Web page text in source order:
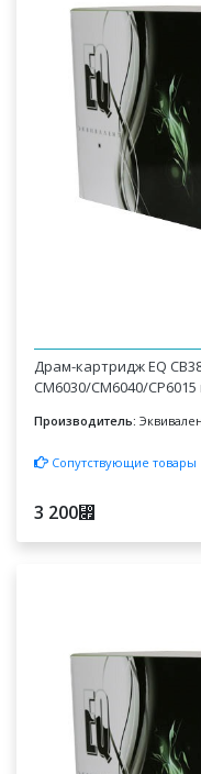
Драм-картридж EQ
CM6030/CM6040/
Производитель:
Сопутствующие товары
3 200⃏